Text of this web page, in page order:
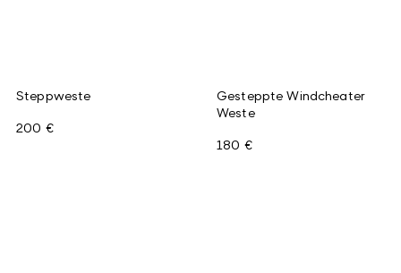
Steppweste
200 €
Gesteppte Windcheater
Weste
180 €